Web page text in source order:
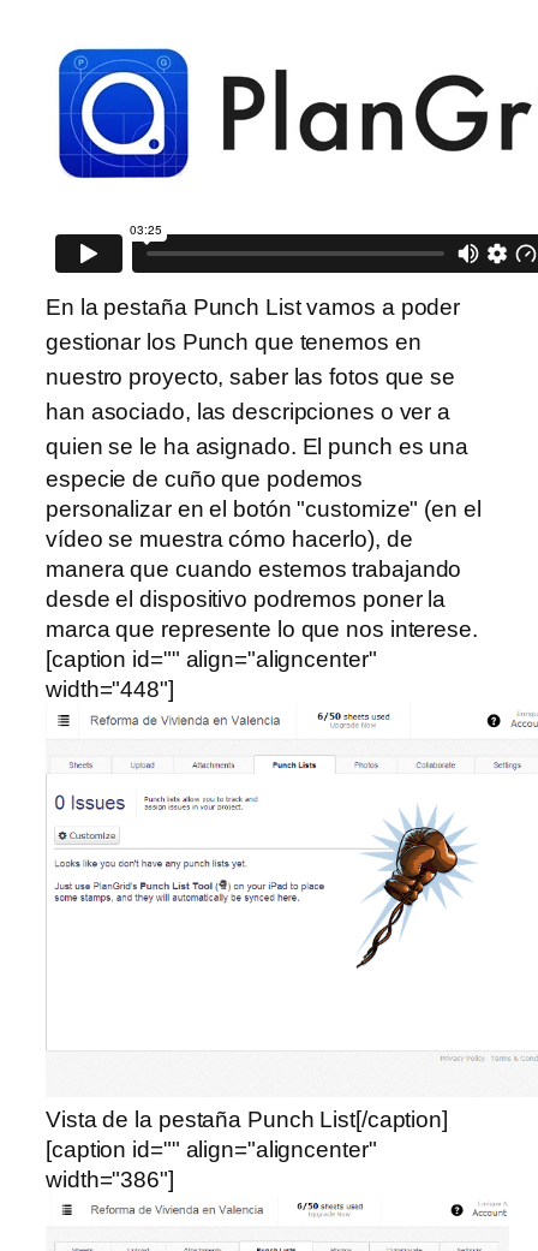
En la pestaña Punch List vamos a poder
gestionar los Punch que tenemos en
nuestro proyecto, saber las fotos que se
han asociado, las descripciones o ver a
quien se le ha asignado. El punch es una
especie de cuño que podemos
personalizar en el botón "customize" (en el
vídeo se muestra cómo hacerlo), de
manera que cuando estemos trabajando
desde el dispositivo podremos poner la
marca que represente lo que nos interese.
[caption id="" align="aligncenter"
width="448"]
Vista de la pestaña Punch List[/caption]
[caption id="" align="aligncenter"
width="386"]